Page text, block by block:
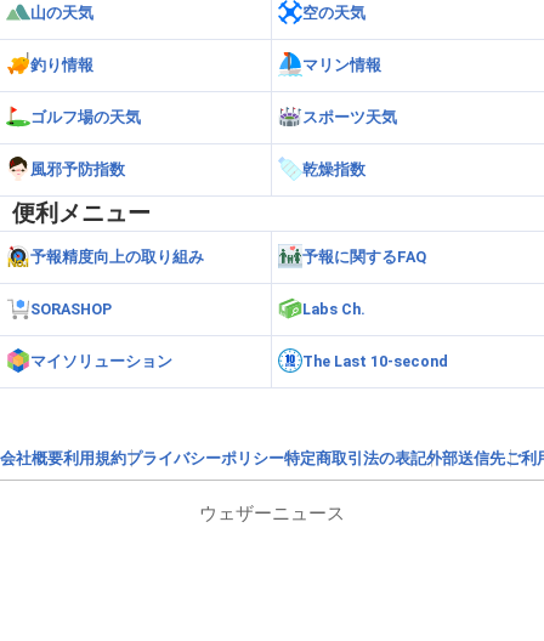
山の天気 空の天気
釣り情報 マリン情報
ゴルフ場の天気 スポーツ天気
風邪予防指数 乾燥指数
便利メニュー
予報精度向上の取り組み 予報に関するFAQ
SORASHOP Labs Ch.
マイソリューション The Last 10-second
会社概要利用規約プライバシーポリシー特定商取引法の表記外部送信先ご利
ウェザーニュース